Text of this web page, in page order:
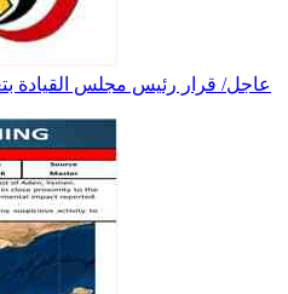
عاجل/ قرار رئيس مجلس القيادة